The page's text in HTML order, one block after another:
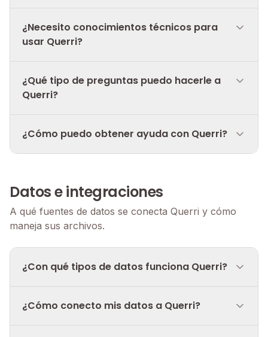
¿Necesito conocimientos técnicos para
usar Querri?
¿Qué tipo de preguntas puedo hacerle a
Querri?
¿Cómo puedo obtener ayuda con Querri?
Datos e integraciones
A qué fuentes de datos se conecta Querri y cómo
maneja sus archivos.
¿Con qué tipos de datos funciona Querri?
¿Cómo conecto mis datos a Querri?